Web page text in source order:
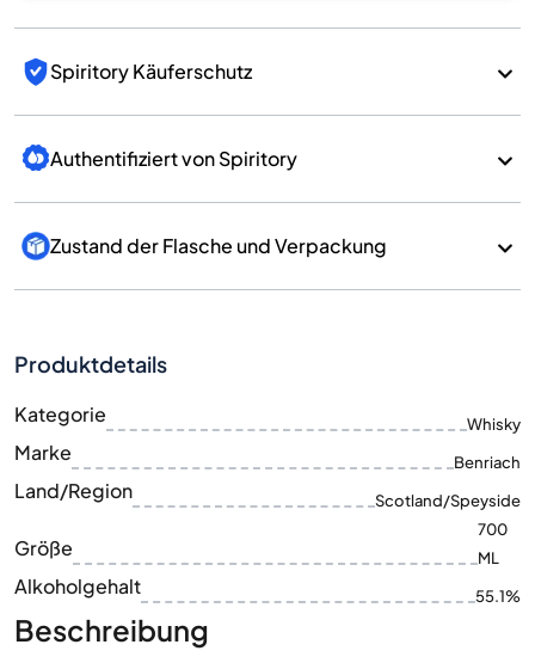
Spiritory Käuferschutz
Authentifiziert von Spiritory
Zustand der Flasche und Verpackung
Produktdetails
Kategorie Whisky
Marke Benriach
Land/Region Scotland/Speyside
Größe
700
ML
Alkoholgehalt 55.1%
Beschreibung